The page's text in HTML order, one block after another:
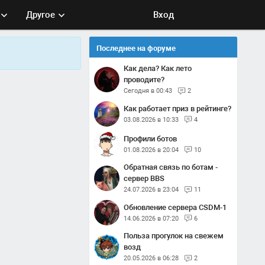
Другое Вход
Последнее на форуме
Как дела? Как лето
проводите?
Сегодня в 00:43 2
Как работает приз в рейтинге?
03.08.2026 в 10:33 4
Профили ботов
01.08.2026 в 20:04 10
Обратная связь по ботам -
сервер BBS
24.07.2026 в 23:04 11
Обновление сервера CSDM-1
14.06.2026 в 07:20 6
Польза прогулок на свежем
возд
20.05.2026 в 06:28 2